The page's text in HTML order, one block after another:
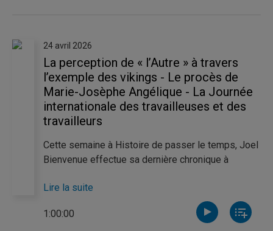
pour affronter les idées d'aujourd'hui.
24 avril 2026
La perception de « l’Autre » à travers
l’exemple des vikings - Le procès de
Marie-Josèphe Angélique - La Journée
internationale des travailleuses et des
travailleurs
Cette semaine à Histoire de passer le temps, Joel
Bienvenue effectue sa dernière chronique à
vikings, comment l’identité d’une civilisation
s’exprime à travers sa perception de « l’Autre ». De
son côté, Charlotte Lafleur s’intéresse au procès
Lire la suite
1:00:00